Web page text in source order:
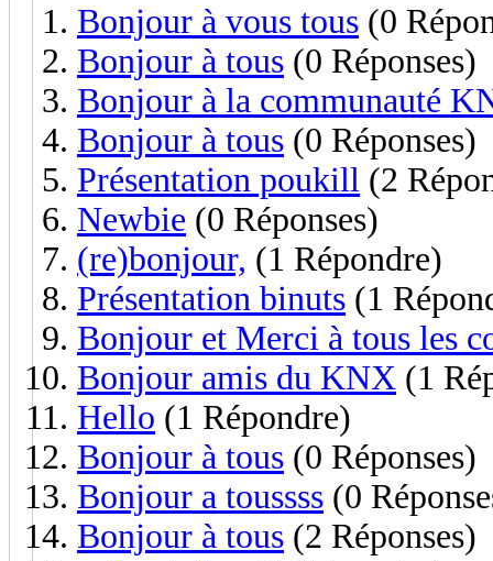
Bonjour à vous tous (0
Bonjour à tous (0 Réponses)
Bonjour à la communauté
Bonjour à tous (0 Réponses)
Présentation poukill (2
Newbie (0 Réponses)
(re)bonjour, (1 Répondre)
Présentation binuts (1
Bonjour et Merci à tous les
Bonjour amis du KNX (1
Hello (1 Répondre)
Bonjour à tous (0 Réponses)
Bonjour a toussss (0
Bonjour à tous (2 Réponses)